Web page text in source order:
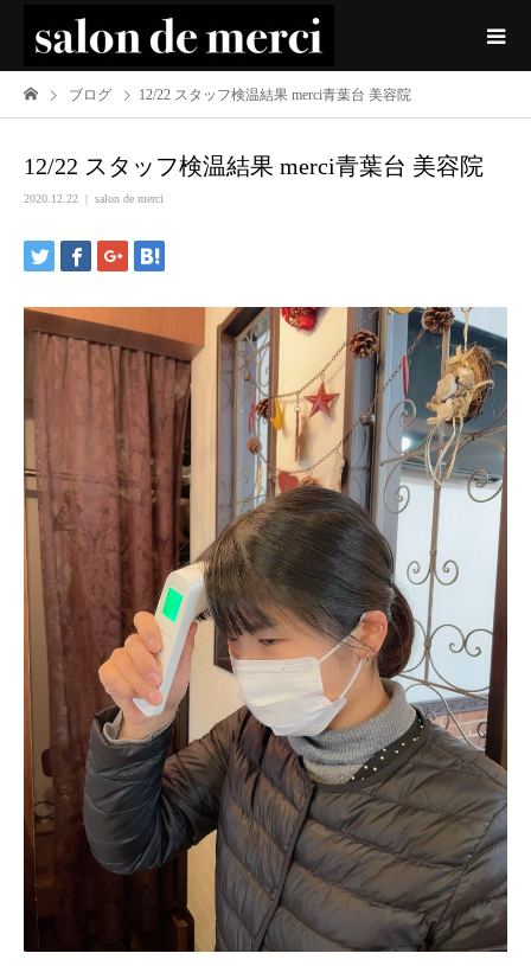
ブログ 12/22 スタッフ検温結果 merci青葉台 美容院
12/22 スタッフ検温結果 merci青葉台 美容院
2020.12.22 salon de merci